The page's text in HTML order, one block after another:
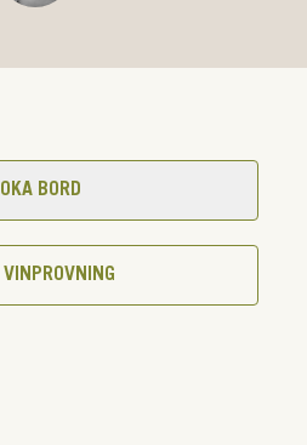
BORD
VINPROVNING